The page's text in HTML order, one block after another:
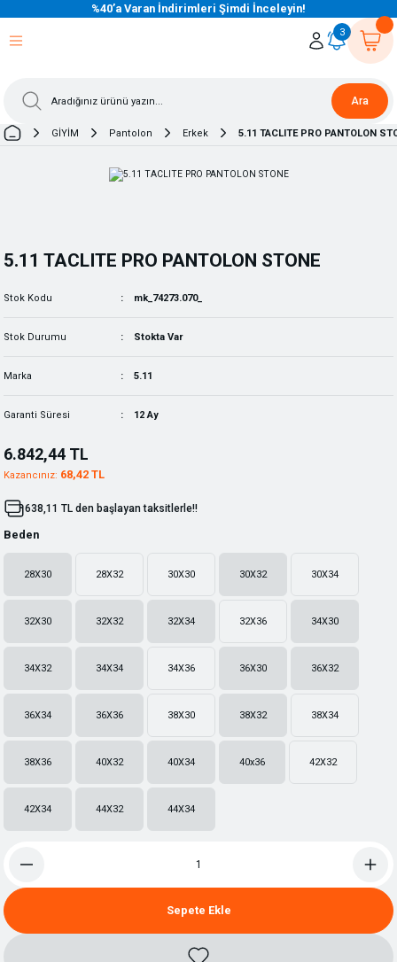
%40’a Varan İndirimleri Şimdi İnceleyin!
Ara
3
GİYİM Pantolon Erkek 5.11 TACLITE PRO PANTOLON
5.11 TACLITE PRO PANTOLON STONE
Stok Kodu mk_74273.070_
Stok Durumu Stokta Var
Marka 5.11
Garanti Süresi 12 Ay
6.842,44 TL
Kazancınız: 68,42 TL
638,11 TL den başlayan taksitlerle!!
Beden
28X30 28X32 30X30 30X32 30X34
32X30 32X32 32X34 32X36 34X30
34X32 34X34 34X36 36X30 36X32
36X34 36X36 38X30 38X32 38X34
38X36 40X32 40X34 40x36 42X32
42X34 44X32 44X34
Sepete Ekle